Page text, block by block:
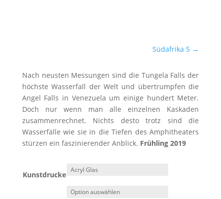
Südafrika 5 →
Nach neusten Messungen sind die Tungela Falls der
höchste Wasserfall der Welt und übertrumpfen die
Angel Falls in Venezuela um einige hundert Meter.
Doch nur wenn man alle einzelnen Kaskaden
zusammenrechnet. Nichts desto trotz sind die
Wasserfälle wie sie in die Tiefen des Amphitheaters
stürzen ein faszinierender Anblick. Frühling 2019
Kunstdrucke